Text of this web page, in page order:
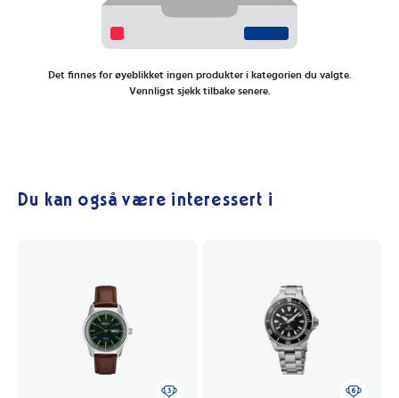
Det finnes for øyeblikket ingen produkter i kategorien du valgte.
Vennligst sjekk tilbake senere.
Du kan også være interessert i